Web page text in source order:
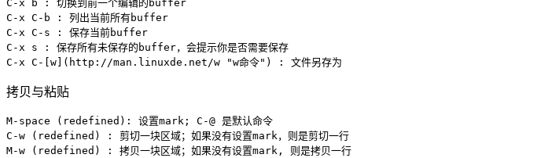
C-x b : 切换到前一个编辑的buffer
C-x C-b : 列出当前所有buffer
C-x C-s : 保存当前buffer
C-x s : 保存所有未保存的buffer，会提示你是否需要保存
C-x C-
[w](http://man.linuxde.net/w "w命令") : 文件另存为
拷贝与粘贴
M-space (redefined): 设置mark; C-@ 是默认命令
C-w (redefined) : 剪切一块区域；如果没有设置mark，则是剪切一行
M-w (redefined) : 拷贝一块区域；如果没有设置mark, 则是拷贝一行